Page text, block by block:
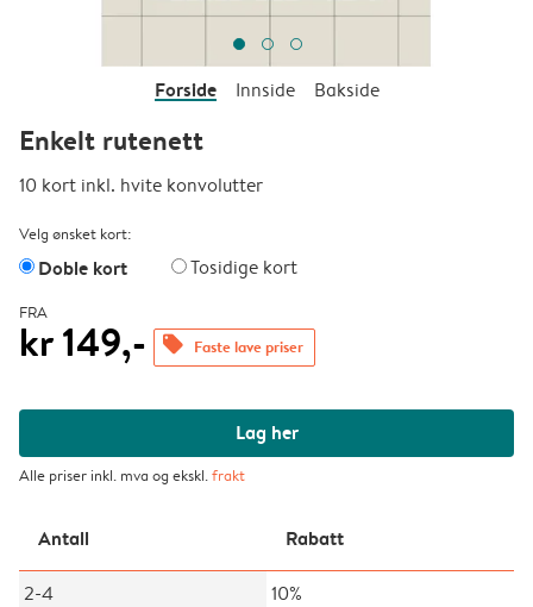
Forside Innside Bakside
Enkelt rutenett
10 kort inkl. hvite konvolutter
Velg ønsket kort:
Doble kort Tosidige kort
FRA
kr 149,- offers Faste lave priser
Lag her
Alle priser inkl. mva og ekskl.frakt
Antall Rabatt
2-4
10%